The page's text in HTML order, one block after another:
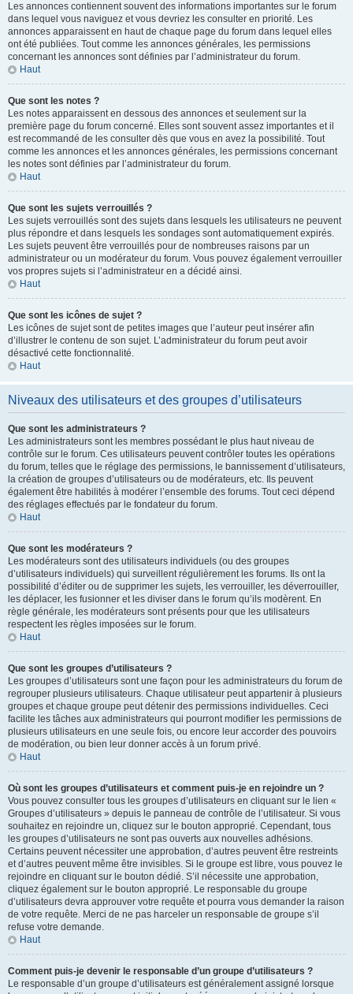
Les annonces contiennent souvent des informations importantes sur le forum
dans lequel vous naviguez et vous devriez les consulter en priorité. Les
annonces apparaissent en haut de chaque page du forum dans lequel elles
ont été publiées. Tout comme les annonces générales, les permissions
concernant les annonces sont définies par l’administrateur du forum.
Haut
Que sont les notes ?
Les notes apparaissent en dessous des annonces et seulement sur la
première page du forum concerné. Elles sont souvent assez importantes et il
est recommandé de les consulter dès que vous en avez la possibilité. Tout
comme les annonces et les annonces générales, les permissions concernant
les notes sont définies par l’administrateur du forum.
Haut
Que sont les sujets verrouillés ?
Les sujets verrouillés sont des sujets dans lesquels les utilisateurs ne peuvent
plus répondre et dans lesquels les sondages sont automatiquement expirés.
Les sujets peuvent être verrouillés pour de nombreuses raisons par un
administrateur ou un modérateur du forum. Vous pouvez également verrouiller
vos propres sujets si l’administrateur en a décidé ainsi.
Haut
Que sont les icônes de sujet ?
Les icônes de sujet sont de petites images que l’auteur peut insérer afin
d’illustrer le contenu de son sujet. L’administrateur du forum peut avoir
désactivé cette fonctionnalité.
Haut
Niveaux des utilisateurs et des groupes d’utilisateurs
Que sont les administrateurs ?
Les administrateurs sont les membres possédant le plus haut niveau de
contrôle sur le forum. Ces utilisateurs peuvent contrôler toutes les opérations
du forum, telles que le réglage des permissions, le bannissement d’utilisateurs,
la création de groupes d’utilisateurs ou de modérateurs, etc. Ils peuvent
également être habilités à modérer l’ensemble des forums. Tout ceci dépend
des réglages effectués par le fondateur du forum.
Haut
Que sont les modérateurs ?
Les modérateurs sont des utilisateurs individuels (ou des groupes
d’utilisateurs individuels) qui surveillent régulièrement les forums. Ils ont la
possibilité d’éditer ou de supprimer les sujets, les verrouiller, les déverrouiller,
les déplacer, les fusionner et les diviser dans le forum qu’ils modèrent. En
règle générale, les modérateurs sont présents pour que les utilisateurs
respectent les règles imposées sur le forum.
Haut
Que sont les groupes d’utilisateurs ?
Les groupes d’utilisateurs sont une façon pour les administrateurs du forum de
regrouper plusieurs utilisateurs. Chaque utilisateur peut appartenir à plusieurs
groupes et chaque groupe peut détenir des permissions individuelles. Ceci
facilite les tâches aux administrateurs qui pourront modifier les permissions de
plusieurs utilisateurs en une seule fois, ou encore leur accorder des pouvoirs
de modération, ou bien leur donner accès à un forum privé.
Haut
Où sont les groupes d’utilisateurs et comment puis-je en rejoindre un ?
Vous pouvez consulter tous les groupes d’utilisateurs en cliquant sur le lien «
Groupes d’utilisateurs » depuis le panneau de contrôle de l’utilisateur. Si vous
souhaitez en rejoindre un, cliquez sur le bouton approprié. Cependant, tous
les groupes d’utilisateurs ne sont pas ouverts aux nouvelles adhésions.
Certains peuvent nécessiter une approbation, d’autres peuvent être restreints
et d’autres peuvent même être invisibles. Si le groupe est libre, vous pouvez le
rejoindre en cliquant sur le bouton dédié. S’il nécessite une approbation,
cliquez également sur le bouton approprié. Le responsable du groupe
d’utilisateurs devra approuver votre requête et pourra vous demander la raison
de votre requête. Merci de ne pas harceler un responsable de groupe s’il
refuse votre demande.
Haut
Comment puis-je devenir le responsable d’un groupe d’utilisateurs ?
Le responsable d’un groupe d’utilisateurs est généralement assigné lorsque